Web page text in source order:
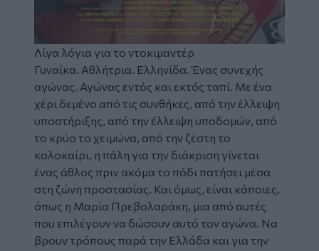
Λίγα λόγια για το ντοκιμαντέρ
Γυναίκα. Αθλήτρια. Ελληνίδα. Ένας συνεχής
αγώνας. Αγώνας εντός και εκτός ταπί. Με ένα
χέρι δεμένο από τις συνθήκες, από την έλλειψη
υποστήριξης, από την έλλειψη υποδομών, από
το κρύο το χειμώνα, από την ζέστη το
καλοκαίρι, η πάλη για την διάκριση γίνεται
ένας άθλος πριν ακόμα το πόδι πατήσει μέσα
στη ζώνη προστασίας. Και όμως, είναι κάποιες,
όπως η Μαρία Πρεβολαράκη, μια από αυτές
που επιλέγουν να δώσουν αυτό τον αγώνα. Να
βρουν τρόπους παρά την Ελλάδα και για την